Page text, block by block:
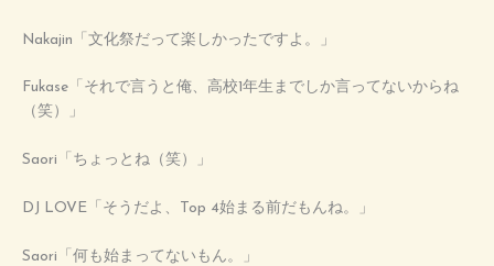
Nakajin「文化祭だって楽しかったですよ。」
Fukase「それで言うと俺、高校1年生までしか言ってないからね
（笑）」
Saori「ちょっとね（笑）」
DJ LOVE「そうだよ、Top 4始まる前だもんね。」
Saori「何も始まってないもん。」